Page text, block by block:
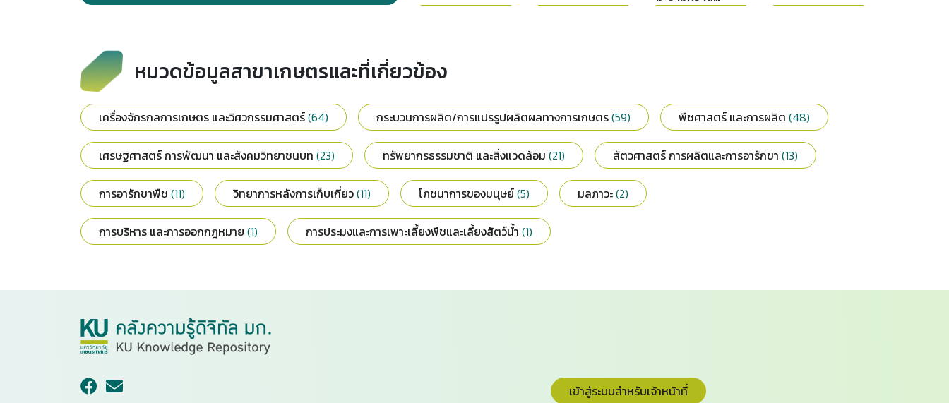
หมวดข้อมูลสาขาเกษตรและที่เกี่ยวข้อง
เครื่องจักรกลการเกษตร และวิศวกรรมศาสตร์(64) กระบวนการผลิต/การแปรรูปผลิตผลทางการเกษตร(59) พืชศาสตร์ และการผลิต (48)
เศรษฐศาสตร์ การพัฒนา และสังคมวิทยาชนบท (23) ทรัพยากรธรรมชาติ และสิ่งแวดล้อม (21) สัตวศาสตร์ การผลิตและการอารักขา (13)
การอารักขาพืช (11) วิทยาการหลังการเก็บเกี่ยว(11) โภชนาการของมนุษย์(5) มลภาวะ(2)
การบริหาร และการออกกฎหมาย (1) การประมงและการเพาะเลี้ยงพืชและเลี้ยงสัตว์น้ำ (1)
เข้าสู่ระบบสำหรับเจ้าหน้าที่